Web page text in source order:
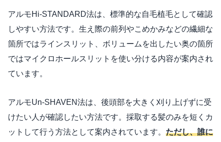
アルモHi-STANDARD法は、標準的な自毛植毛として確認
しやすい方法です。生え際の前列やこめかみなどの繊細な
箇所ではラインスリット、ボリュームを出したい奥の箇所
ではマイクロホールスリットを使い分ける内容が案内され
ています。
アルモUn-SHAVEN法は、後頭部を大きく刈り上げずに受
けたい人が確認したい方法です。採取する髪のみを短くカ
ットして行う方法として案内されています。 ただし、誰に